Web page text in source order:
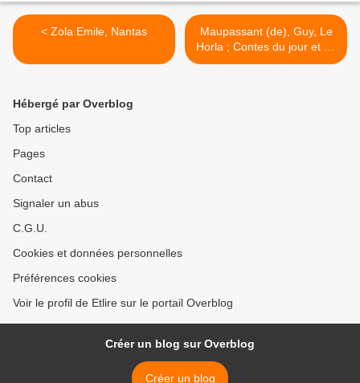
< Zola Emile, Nantas
Maupassant (de), Guy, Le
Horla ; Contes du jour et de
la nuit >
Hébergé par Overblog
Top articles
Pages
Contact
Signaler un abus
C.G.U.
Cookies et données personnelles
Préférences cookies
Voir le profil de Etlire sur le portail Overblog
Créer un blog sur Overblog
Créer un blog